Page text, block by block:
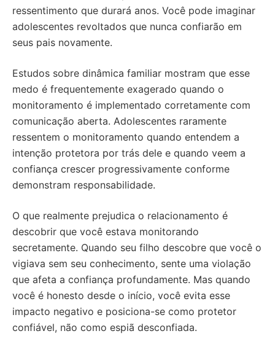
ressentimento que durará anos. Você pode imaginar
adolescentes revoltados que nunca confiarão em
seus pais novamente.
Estudos sobre dinâmica familiar mostram que esse
medo é frequentemente exagerado quando o
monitoramento é implementado corretamente com
comunicação aberta. Adolescentes raramente
ressentem o monitoramento quando entendem a
intenção protetora por trás dele e quando veem a
confiança crescer progressivamente conforme
demonstram responsabilidade.
O que realmente prejudica o relacionamento é
descobrir que você estava monitorando
secretamente. Quando seu filho descobre que você o
vigiava sem seu conhecimento, sente uma violação
que afeta a confiança profundamente. Mas quando
você é honesto desde o início, você evita esse
impacto negativo e posiciona-se como protetor
confiável, não como espiã desconfiada.